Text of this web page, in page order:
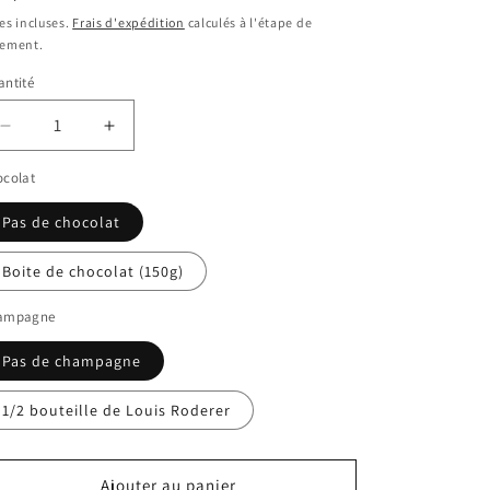
incluses. Frais d'expédition calculés à l'étape de
Réduire
la
quantité
de
Orchidée
2
branches
+
pot
Augmenter
la
de
Orchidée
2
branches
+
Pas de chocolat
Boite de chocolat (150g)
Pas de champagne
1/2 bouteille de Louis Roderer
Ajouter au panier